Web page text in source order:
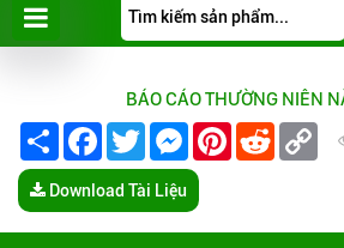
BÁO CÁO THƯỜNG NIÊN
Share Facebook
TwitterMessengerPinterestReddit
Download Tài Liệu